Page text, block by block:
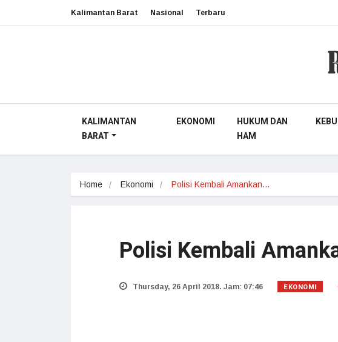
Kalimantan Barat Nasional Terbaru
KALIMANTAN
BARAT
EKONOMI
HUKUM DAN
HAM
Home Ekonomi Polisi Kembali Amankan…
Polisi Kembali
Thursday, 26 April 2018. Jam: 07:46 EKONOMI